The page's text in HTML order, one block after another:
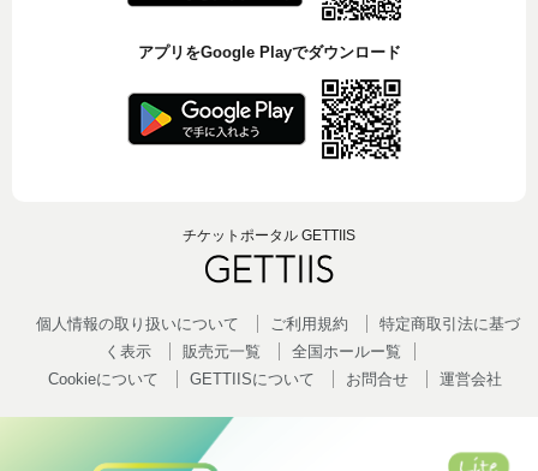
アプリをGoogle Playでダウンロード
チケットポータル GETTIIS
個人情報の取り扱いについて ご利用規約
特定商取引法に基づ
く表示
販売元一覧
全国ホールー覧
Cookieについて
GETTIISについて お問合せ 運営会社